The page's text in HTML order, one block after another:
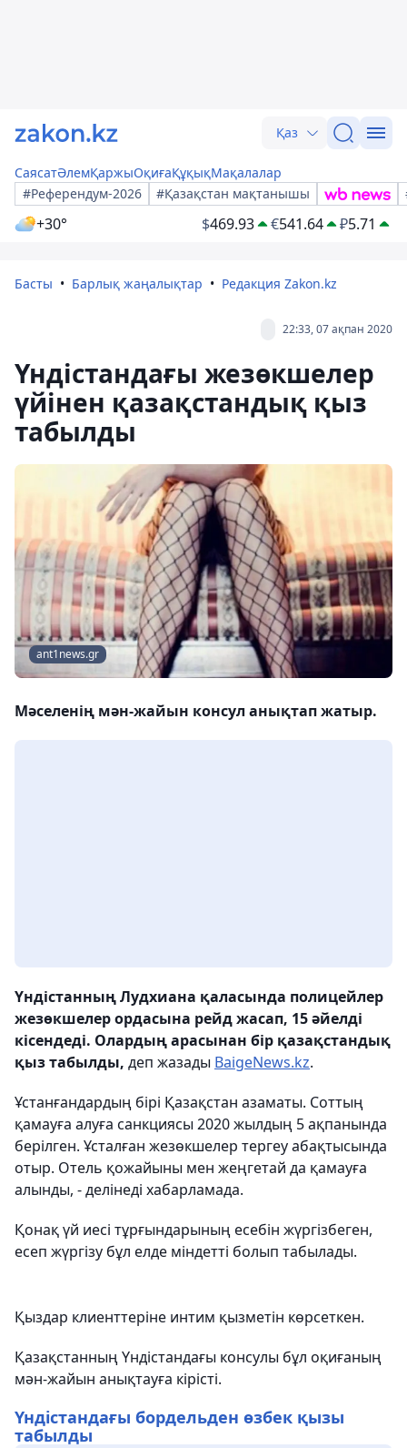
Қаз
СаясатӘлемҚаржыОқиғаҚұқықМақалалар
#Референдум-2026
#Қазақстан мақтанышы
+30° $469.93 €541.64 ₽5.71
Басты Барлық жаңалықтар Редакция Zakon.kz
22:33, 07 ақпан 2020
Үндістандағы жезөкшелер
үйінен қазақстандық қыз
табылды
ant1news.gr
Мәселенің мән-жайын консул анықтап жатыр.
Үндістанның Лудхиана қаласында полицейлер
жезөкшелер ордасына рейд жасап, 15 әйелді
кісендеді. Олардың арасынан бір қазақстандық
қыз табылды, деп жазады BaigeNews.kz.
Ұстанғандардың бірі Қазақстан азаматы. Соттың
қамауға алуға санкциясы 2020 жылдың 5 ақпанында
берілген. Ұсталған жезөкшелер тергеу абақтысында
отыр. Отель қожайыны мен жеңгетай да қамауға
алынды, - делінеді хабарламада.
Қонақ үй иесі тұрғындарының есебін жүргізбеген,
есеп жүргізу бұл елде міндетті болып табылады.
Қыздар клиенттеріне интим қызметін көрсеткен.
Қазақстанның Үндістандағы консулы бұл оқиғаның
мән-жайын анықтауға кірісті.
Үндістандағы бордельден өзбек қызы
табылды